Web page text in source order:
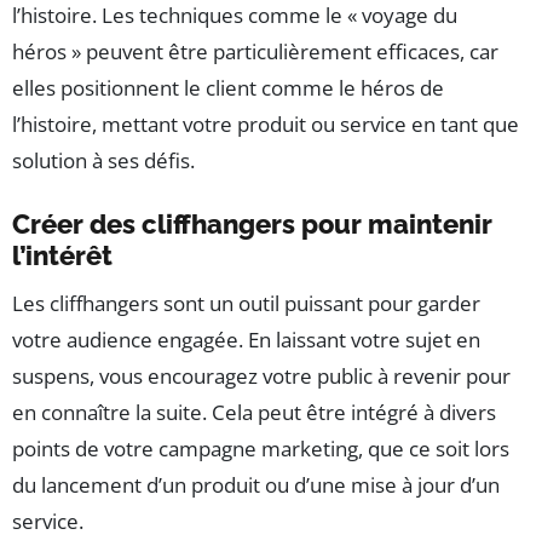
l’histoire. Les techniques comme le « voyage du
héros » peuvent être particulièrement efficaces, car
elles positionnent le client comme le héros de
l’histoire, mettant votre produit ou service en tant que
solution à ses défis.
Créer des cliffhangers pour maintenir
l’intérêt
Les cliffhangers sont un outil puissant pour garder
votre audience engagée. En laissant votre sujet en
suspens, vous encouragez votre public à revenir pour
en connaître la suite. Cela peut être intégré à divers
points de votre campagne marketing, que ce soit lors
du lancement d’un produit ou d’une mise à jour d’un
service.